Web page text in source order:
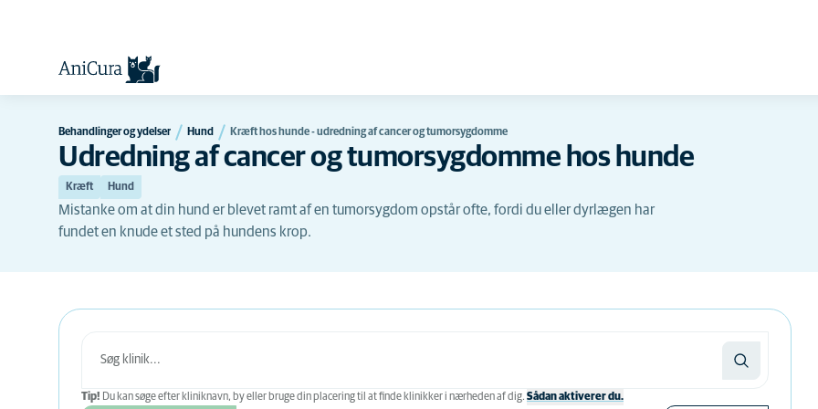
Behandlinger og ydelser Hund Kræft hos hunde - udredning af cancer og tumorsygdomme
Udredning af cancer og tumorsygdomme hos hunde
Kræft Hund
Mistanke om at din hund er blevet ramt af en tumorsygdom opstår ofte, fordi du eller dyrlægen har
fundet en knude et sted på hundens krop.
Tip! Du kan søge efter kliniknavn, by eller bruge din placering til at finde klinikker i nærheden af ​​dig. Sådan aktiverer du.